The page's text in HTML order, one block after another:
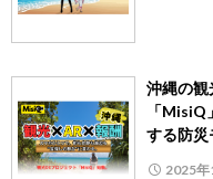
沖縄の観
「
する防災
2025年